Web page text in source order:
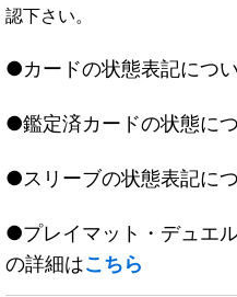
認下さい。
●カードの状態表記につ
●鑑定済カードの状態に
●スリーブの状態表記に
●プレイマット・デュエ
の詳細はこちら